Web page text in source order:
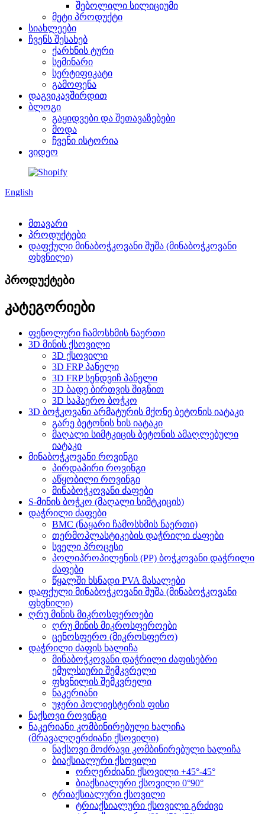
შებოლილი სილიციუმი
მეტი პროდუქტი
სიახლეები
ჩვენს შესახებ
ქარხნის ტური
სემინარი
სერტიფიკატი
გამოფენა
დაგვიკავშირდით
ბლოგი
გაყიდვები და შეთავაზებები
მოდა
ჩვენი ისტორია
ვიდეო
English
მთავარი
პროდუქტები
დაფქული მინაბოჭკოვანი შუშა (მინაბოჭკოვანი
ფხვნილი)
პროდუქტები
კატეგორიები
ფენოლური ჩამოსხმის ნაერთი
3D მინის ქსოვილი
3D ქსოვილი
3D FRP პანელი
3D FRP სენდვიჩ პანელი
3D ბადე ბირთვის შიგნით
3D საჰაერო ბოჭკო
3D ბოჭკოვანი არმატურის მქონე ბეტონის იატაკი
გარე ბეტონის ხის იატაკი
მაღალი სიმტკიცის ბეტონის ამაღლებული
იატაკი
მინაბოჭკოვანი როვინგი
პირდაპირი როვინგი
აწყობილი როვინგი
მინაბოჭკოვანი ძაფები
S-მინის ბოჭკო (მაღალი სიმტკიცის)
დაჭრილი ძაფები
BMC (ნაყარი ჩამოსხმის ნაერთი)
თერმოპლასტიკების დაჭრილი ძაფები
სველი პროცესი
პოლიპროპილენის (PP) ბოჭკოვანი დაჭრილი
ძაფები
წყალში ხსნადი PVA მასალები
დაფქული მინაბოჭკოვანი შუშა (მინაბოჭკოვანი
ფხვნილი)
ღრუ მინის მიკროსფეროები
ღრუ მინის მიკროსფეროები
ცენოსფერო (მიკროსფერო)
დაჭრილი ძაფის ხალიჩა
მინაბოჭკოვანი დაჭრილი ძაფისებრი
ემულსიური შემკვრელი
ფხვნილის შემკვრელი
ნაკერიანი
უჯერი პოლიესტერის ფისი
ნაქსოვი როვინგი
ნაკერიანი კომბინირებული ხალიჩა
(მრავალღერძიანი ქსოვილი)
ნაქსოვი მოძრავი კომბინირებული ხალიჩა
ბიაქსიალური ქსოვილი
ორღერძიანი ქსოვილი +45°-45°
ბიაქსიალური ქსოვილი 0°90°
ტრიაქსიალური ქსოვილი
ტრიაქსიალური ქსოვილი გრძივი